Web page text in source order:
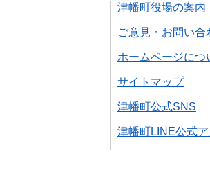
津幡町役場の案内
ご意見・お問い合
ホームページにつ
サイトマップ
津幡町公式SNS
津幡町LINE公式ア